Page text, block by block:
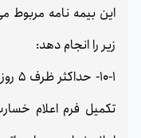
این بیمه نامه مربوط
زیر را انجام دهد:
تکمیل فرم اعلام